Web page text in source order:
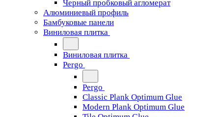
Черный пробковый агломерат
Алюминиевый профиль
Бамбуковые панели
Виниловая плитка
Виниловая плитка
Pergo
Pergo
Classic Plank Optimum Glue
Modern Plank Optimum Glue